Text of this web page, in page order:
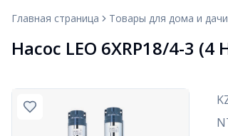
Главная страница Товары для дома и дачи
Насос LEO 6XRP18/4-3